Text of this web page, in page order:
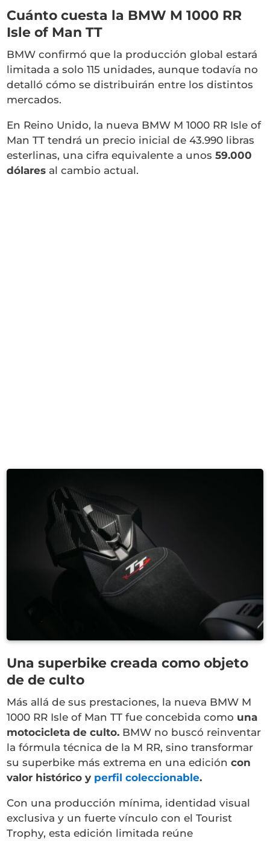
Cuánto cuesta la BMW M 1000 RR
Isle of Man TT
BMW confirmó que la producción global estará
limitada a solo 115 unidades, aunque todavía no
detalló cómo se distribuirán entre los distintos
mercados.
En Reino Unido, la nueva BMW M 1000 RR Isle of
Man TT tendrá un precio inicial de 43.990 libras
esterlinas, una cifra equivalente a unos59.000
dólares al cambio actual.
Una superbike creada como objeto
de de culto
Más allá de sus prestaciones, la nueva BMW M
1000 RR Isle of Man TT fue concebida como una
motocicleta de culto. BMW no buscó reinventar
la fórmula técnica de la M RR, sino transformar
su superbike más extrema en una edicióncon
valor histórico y perfil coleccionable.
Con una producción mínima, identidad visual
exclusiva y un fuerte vínculo con el Tourist
Trophy, esta edición limitada reúne